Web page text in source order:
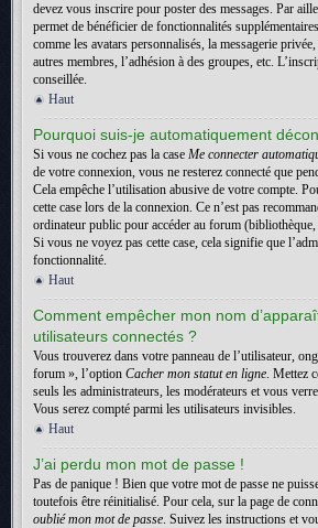
devez vous inscrire pour poster des messages. Par
permet de bénéficier de fonctionnalités
comme les avatars personnalisés, la messagerie
autres membres, l’adhésion à des groupes, etc.
conseillée.
Haut
Pourquoi suis-je automatiquement
Si vous ne cochez pas la case Me connecter
de votre connexion, vous ne resterez connecté que
Cela empêche l’utilisation abusive de votre compte.
cette case lors de la connexion. Ce n’est pas
ordinateur public pour accéder au forum
Si vous ne voyez pas cette case, cela signifie que
fonctionnalité.
Haut
Comment empêcher mon nom
utilisateurs connectés ?
Vous trouverez dans votre panneau de l’utilisateur,
forum », l’option Cacher mon statut en ligne. Mettez
seuls les administrateurs, les modérateurs et vous
Vous serez compté parmi les utilisateurs invisibles.
Haut
J’ai perdu mon mot de passe !
Pas de panique ! Bien que votre mot de passe ne
toutefois être réinitialisé. Pour cela, sur la page de
oublié mon mot de passe. Suivez les instructions et